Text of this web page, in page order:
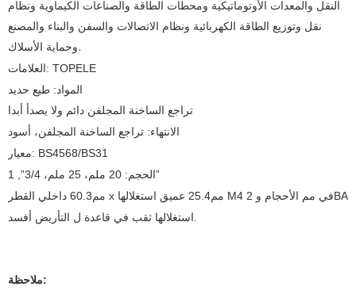
النقل والمعدات الأوتوماتيكية ومحطات الطاقة والصناعات الكيماوية ونظام
نقل وتوزيع الطاقة الكهربائية ونظام الاتصالات والسفن والبناء والمصنع
وحماية الأسلاك.
العلامات: TOPELE
المواد: طيع حديد
تراجع الساخنة المجلفن دائم ولا يصدأ أبدا
الانتهاء: تراجع الساخنة المجلفن، أسود
معيار: BS4568/BS31
الحجم: 20 ملم، 25 ملم، 3/4”, 1”
استغلالها ثقب في قاعدة ل التأريض أفسد.
ملاحظة: